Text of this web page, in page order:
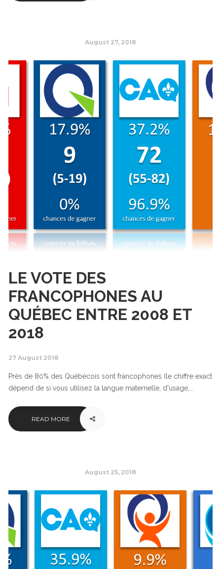
August 27, 2018
LE VOTE DES
FRANCOPHONES AU
QUÉBEC ENTRE 2008 ET
2018
27 August 2018
Près de 80% des Québécois sont francophones (le chiffre exact
dépend de si vous utilisez la langue maternelle, d'usage,...
READ MORE
August 25, 2018